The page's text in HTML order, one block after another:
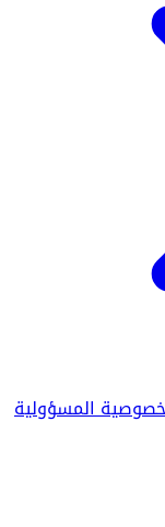
المسؤولية